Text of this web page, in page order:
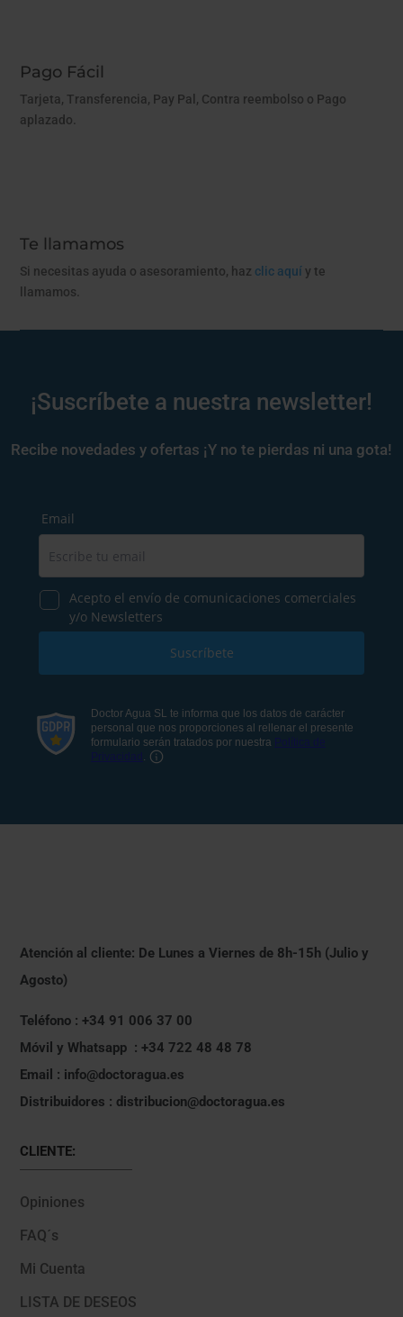
Pago Fácil
Tarjeta, Transferencia, Pay Pal, Contra reembolso o Pago
aplazado.
Te llamamos
Si necesitas ayuda o asesoramiento, haz clic aquí y te
llamamos.
¡Suscríbete a nuestra newsletter!
Recibe novedades y ofertas ¡Y no te pierdas ni una gota!
Atención al cliente: De Lunes a Viernes de 8h-15h (Julio y
Agosto)
Teléfono : +34 91 006 37 00
Móvil y Whatsapp : +34 722 48 48 78
Email : info@doctoragua.es
Distribuidores : distribucion@doctoragua.es
CLIENTE:
Opiniones
FAQ´s
Mi Cuenta
LISTA DE DESEOS